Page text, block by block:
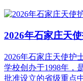
2026年石家庄天
2026年石家庄天使护
学校创办于1998年，
批准设立的省级重点